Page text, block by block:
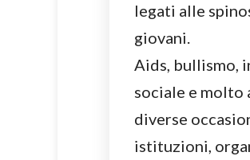
legati alle
giovani.
Aids, bullismo,
sociale e molto
diverse
istituzioni,